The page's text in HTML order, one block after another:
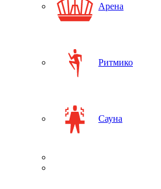
Арена
Ритмико
Сауна